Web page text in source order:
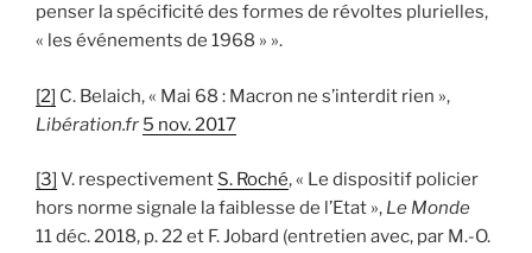
penser la spécificité des formes de révoltes plurielles,
« les événements de 1968 » ».
[2] C. Belaich, « Mai 68 : Macron ne s’interdit rien »,
Libération.fr 5 nov. 2017
[3] V. respectivement S. Roché, « Le dispositif policier
hors norme signale la faiblesse de l’Etat », Le Monde
11 déc. 2018, p. 22 et F. Jobard (entretien avec, par M.-O.